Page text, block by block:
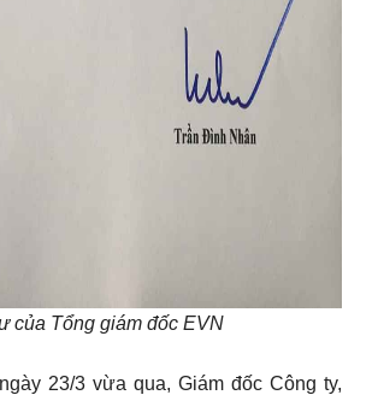
của Tổng giám đốc EVN
23/3 vừa qua, Giám đốc Công ty,